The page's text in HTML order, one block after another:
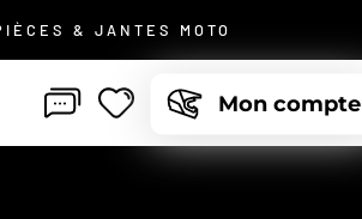
& JANTES MOTO
Mon compte
mot de passe oublié ?
Pas de compte ?